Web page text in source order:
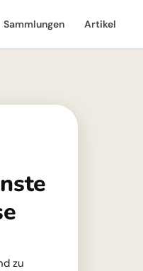
Sammlungen Artikel
zu